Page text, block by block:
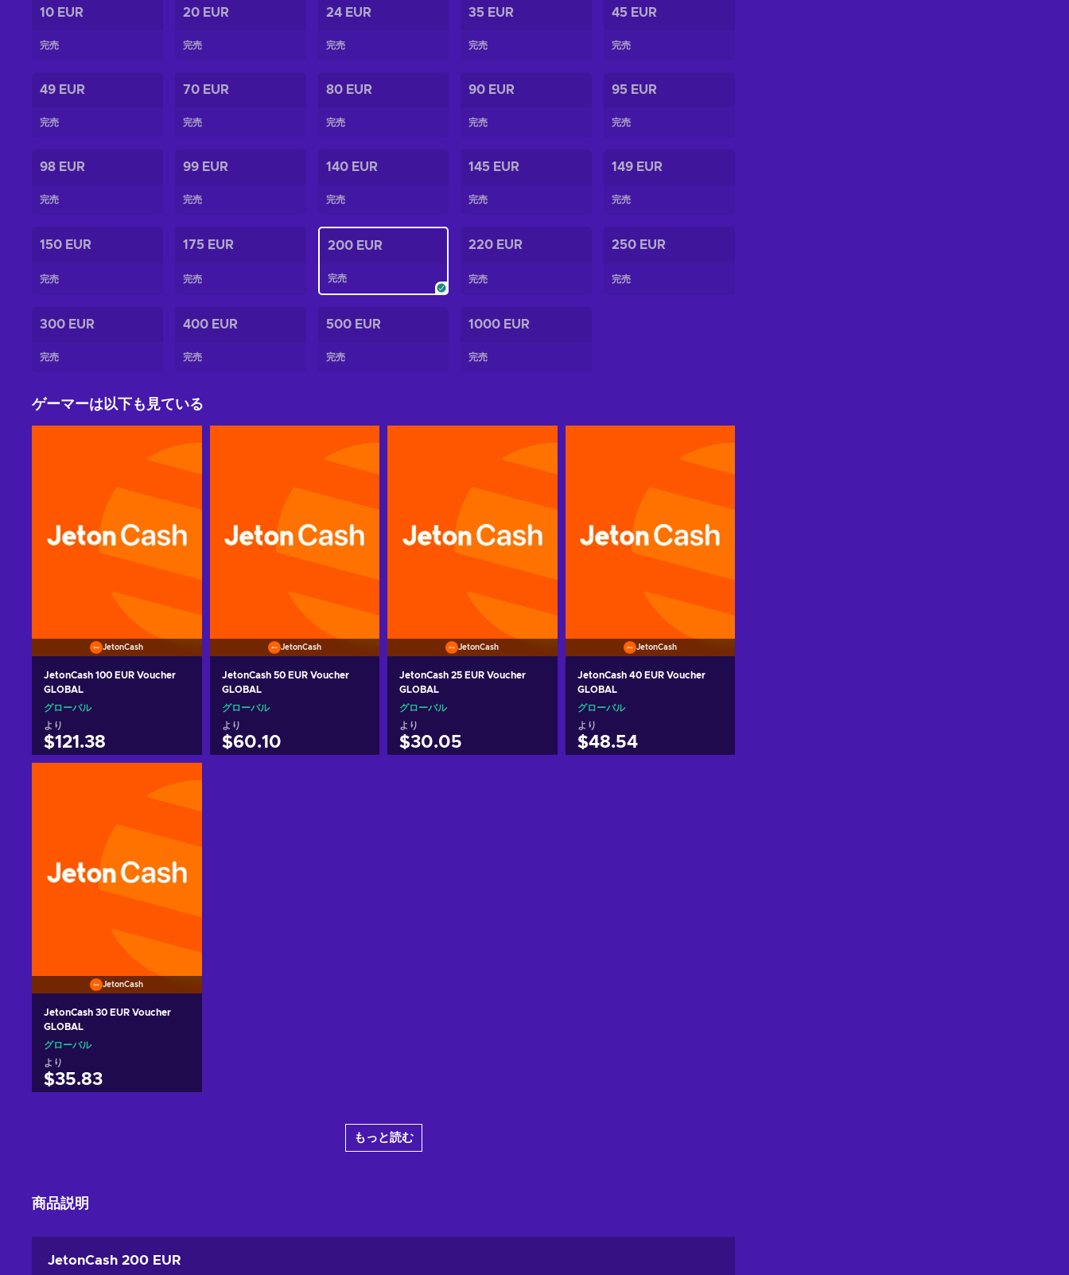
10 EUR
完売
20 EUR
完売
24 EUR
完売
35 EUR
完売
45 EUR
完売
49 EUR
完売
70 EUR
完売
80 EUR
完売
90 EUR
完売
95 EUR
完売
98 EUR
完売
99 EUR
完売
140 EUR
完売
145 EUR
完売
149 EUR
完売
150 EUR
完売
175 EUR
完売
200 EUR
完売
220 EUR
完売
250 EUR
完売
300 EUR
完売
400 EUR
完売
500 EUR
完売
1000 EUR
完売
ゲーマーは以下も見ている
JetonCash
JetonCash 100 EUR Voucher
GLOBAL
グローバル
より
$121.38
JetonCash
JetonCash 50 EUR Voucher
GLOBAL
グローバル
より
$60.10
JetonCash
JetonCash 25 EUR Voucher
GLOBAL
グローバル
より
$30.05
JetonCash
JetonCash 40 EUR Voucher
GLOBAL
グローバル
より
$48.54
JetonCash
JetonCash 30 EUR Voucher
GLOBAL
グローバル
より
$35.83
もっと読む
商品説明
JetonCash 200 EUR